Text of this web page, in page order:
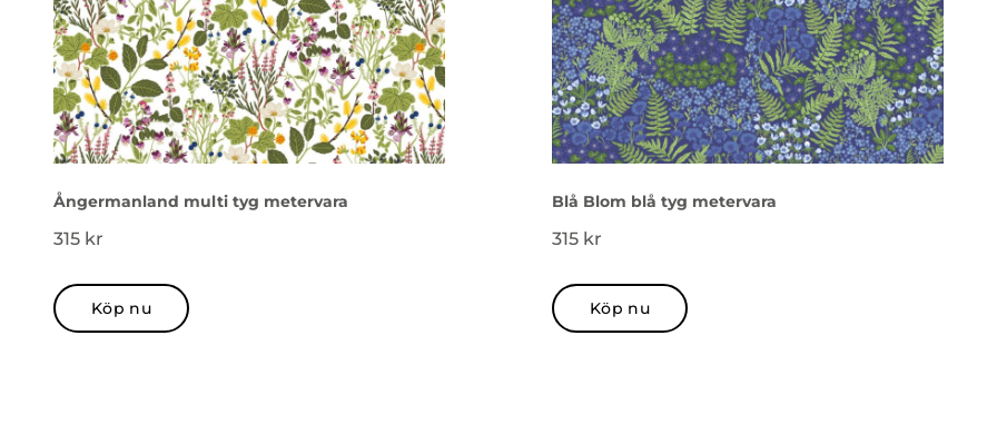
Ångermanland multi tyg metervara
315 kr
Köp nu
Blå Blom blå tyg metervara
315 kr
Köp nu